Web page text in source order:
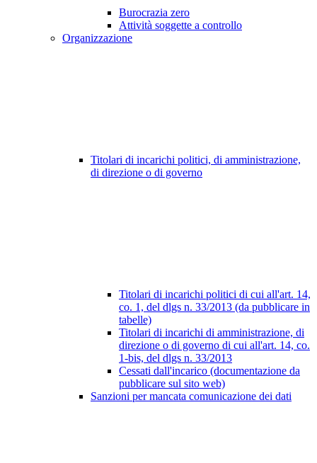
Burocrazia zero
Attività soggette a controllo
Organizzazione
Titolari di incarichi politici, di amministrazione,
di direzione o di governo
Titolari di incarichi politici di cui all'art. 14,
co. 1, del dlgs n. 33/2013 (da pubblicare in
tabelle)
Titolari di incarichi di amministrazione, di
direzione o di governo di cui all'art. 14, co.
1-bis, del dlgs n. 33/2013
Cessati dall'incarico (documentazione da
pubblicare sul sito web)
Sanzioni per mancata comunicazione dei dati